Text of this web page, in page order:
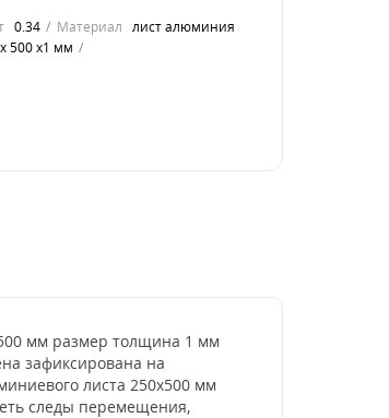
0.34 Материал лист алюминия
500 х1 мм
мм размер толщина 1 мм
зафиксирована на
листа 250х500 мм
следы перемещения,